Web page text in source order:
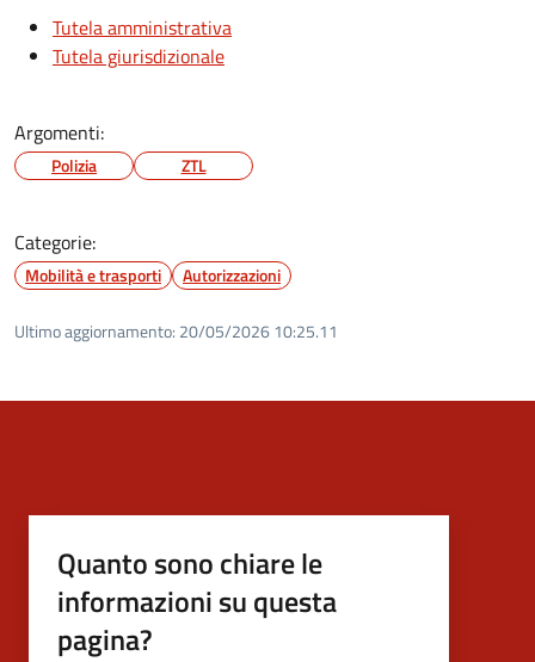
Tutela amministrativa
Tutela giurisdizionale
Argomenti:
Polizia ZTL
Categorie:
Mobilità e trasporti Autorizzazioni
Ultimo aggiornamento: 20/05/2026 10:25.11
Quanto sono chiare le
informazioni su questa
pagina?